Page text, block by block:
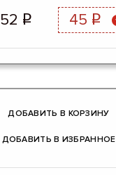
52 q 45 q
ДОБАВИТЬ В КОРЗИНУ
ДОБАВИТЬ В ИЗБРАННОЕ